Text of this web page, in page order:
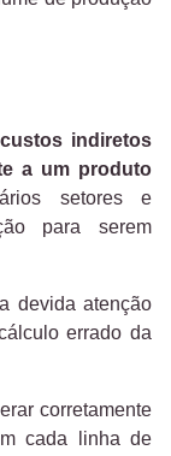
indiretos
a um produto
setores e
para serem
devida atenção
errado da
corretamente
cada linha de